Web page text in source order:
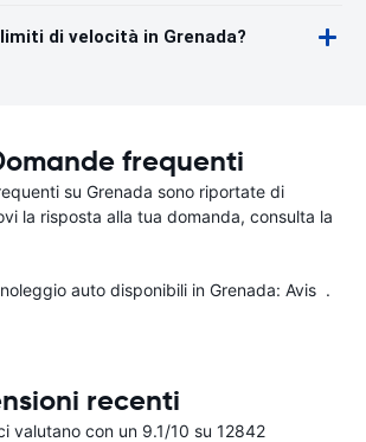
di velocità in Grenada?
frequenti
su Grenada sono riportate di
la risposta alla tua domanda, consulta la
auto disponibili in Grenada: Avis .
recenti
valutano con un 9.1/10 su 12842